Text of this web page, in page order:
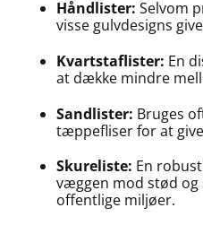
Håndlister: Selvom
visse gulvdesigns
Kvartstaflister: En
at dække mindre
Sandlister: Bruges
tæppefliser for at
Skureliste: En
væggen mod stød
offentlige miljøer.